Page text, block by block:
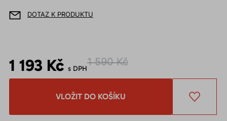
DOTAZ K PRODUKTU
1 193 Kč s DPH
1 590 Kč
VLOŽIT DO KOŠÍKU